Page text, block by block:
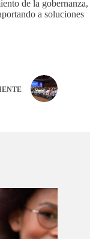
de la gobernanza,
a soluciones